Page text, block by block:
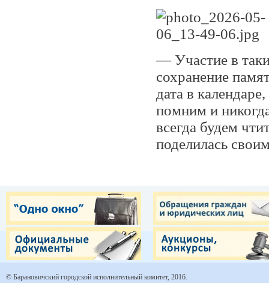
— Участие в
сохранение
дата в
помним и
всегда будем
поделилась
© Барановичский городской исполнительный комитет, 2016.